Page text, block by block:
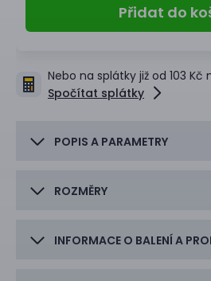
Přidat do
Nebo na splátky již od 103 Kč
Spočítat splátky
POPIS A PARAMETRY
ROZMĚRY
INFORMACE O BALENÍ A